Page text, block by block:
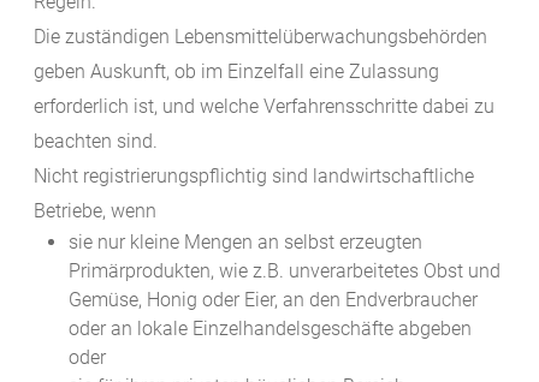
Die zuständigen Lebensmittelüberwachungsbehörden
geben Auskunft, ob im Einzelfall eine Zulassung
erforderlich ist, und welche Verfahrensschritte dabei zu
beachten sind.
Nicht registrierungspflichtig sind landwirtschaftliche
Betriebe, wenn
sie nur kleine Mengen an selbst erzeugten
Primärprodukten, wie z.B. unverarbeitetes Obst und
Gemüse, Honig oder Eier, an den Endverbraucher
oder an lokale Einzelhandelsgeschäfte abgeben
oder